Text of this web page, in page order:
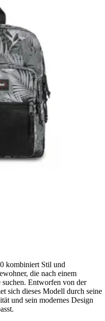
kombiniert Stil und
die nach einem
suchen. Entworfen von der
sich dieses Modell durch seine
und sein modernes Design